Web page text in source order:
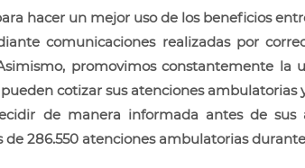
hacer un mejor uso de los beneficios
comunicaciones realizadas por
promovimos constantemente
cotizar sus atenciones
de manera informada antes de
286.550 atenciones ambulatorias